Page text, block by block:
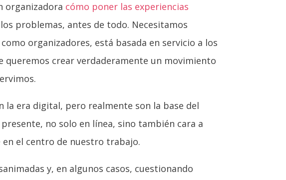
organizadora cómo poner las experiencias
problemas, antes de todo. Necesitamos
organizadores, está basada en servicio a los
queremos crear verdaderamente un movimiento
la era digital, pero realmente son la base del
no solo en línea, sino también cara a
en el centro de nuestro trabajo.
y, en algunos casos, cuestionando